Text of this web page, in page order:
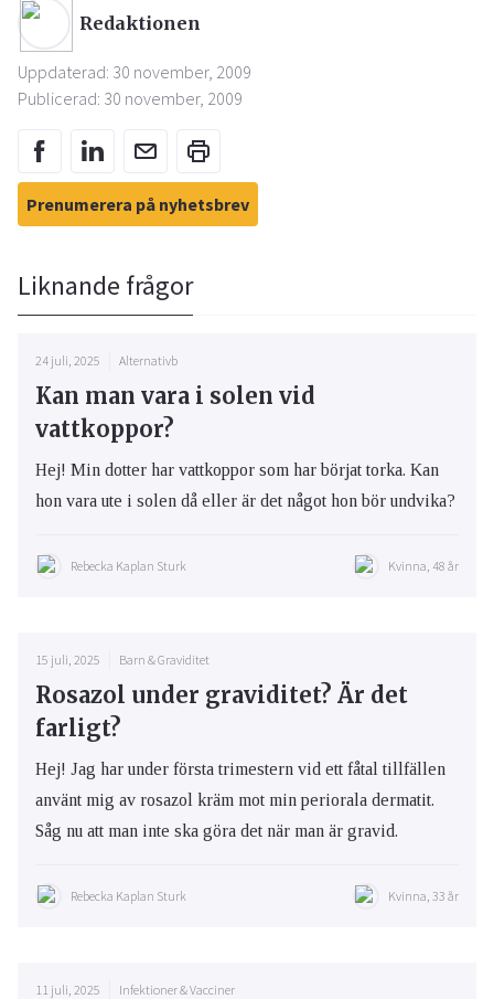
Redaktionen
Uppdaterad: 30 november, 2009
Publicerad: 30 november, 2009
Prenumerera på nyhetsbrev
Liknande frågor
24 juli, 2025 Alternativb
Kan man vara i solen vid
vattkoppor?
Hej! Min dotter har vattkoppor som har börjat torka. Kan
hon vara ute i solen då eller är det något hon bör undvika?
Rebecka Kaplan Sturk Kvinna, 48 år
15 juli, 2025 Barn & Graviditet
Rosazol under graviditet? Är det
farligt?
Hej! Jag har under första trimestern vid ett fåtal tillfällen
använt mig av rosazol kräm mot min periorala dermatit.
Såg nu att man inte ska göra det när man är gravid.
Rebecka Kaplan Sturk Kvinna, 33 år
11 juli, 2025 Infektioner & Vacciner